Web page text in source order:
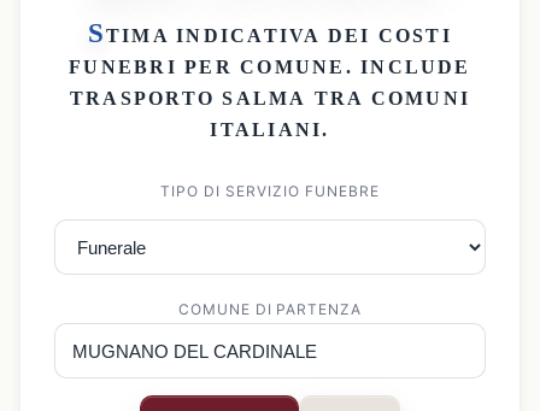
STIMA INDICATIVA DEI COSTI
FUNEBRI PER COMUNE . INCLUDE
TRASPORTO SALMA TRA COMUNI
ITALIANI.
TIPO DI SERVIZIO FUNEBRE
COMUNE DI PARTENZA